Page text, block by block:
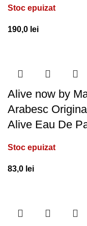
Stoc epuizat
190,0 lei
Alive now by
Arabesc
Alive Eau De
Stoc epuizat
83,0 lei